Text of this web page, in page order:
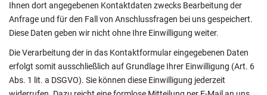
Ihnen dort angegebenen Kontaktdaten zwecks Bearbeitung der
Anfrage und für den Fall von Anschlussfragen bei uns gespeichert.
Diese Daten geben wir nicht ohne Ihre Einwilligung weiter.
Die Verarbeitung der in das Kontaktformular eingegebenen Daten
erfolgt somit ausschließlich auf Grundlage Ihrer Einwilligung (Art. 6
Abs. 1 lit. a DSGVO). Sie können diese Einwilligung jederzeit